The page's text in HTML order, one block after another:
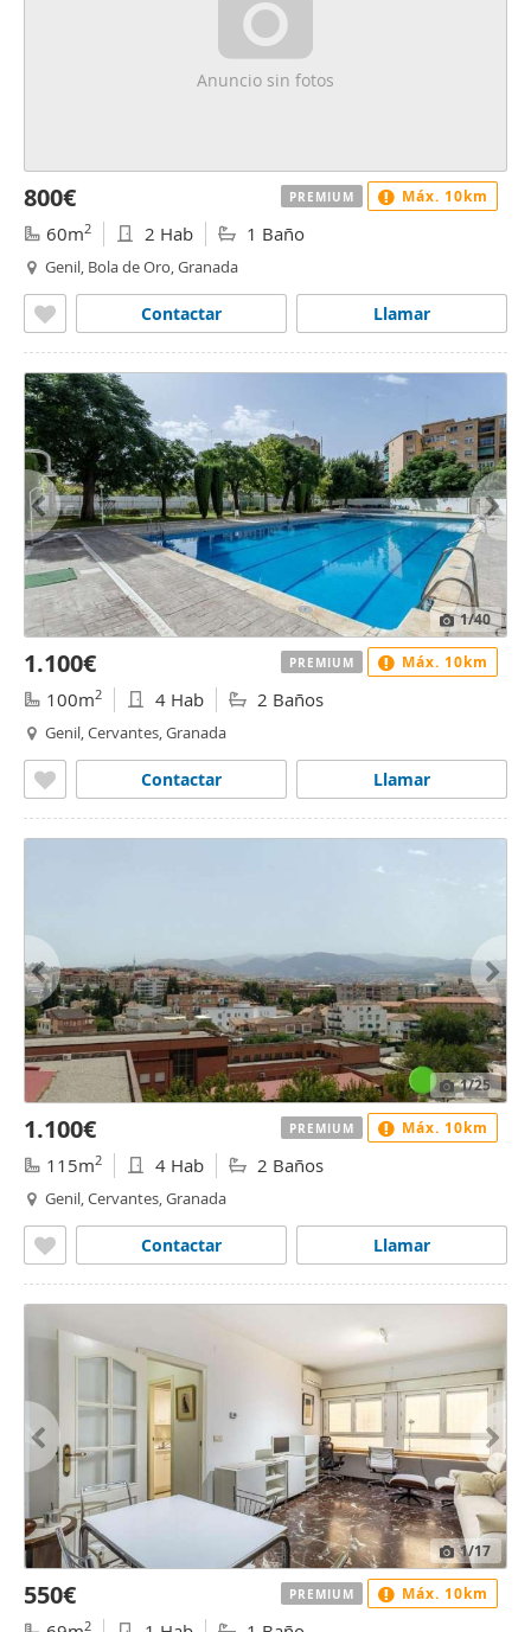
Anuncio sin fotos
800€
60m2 2 Hab 1 Baño
Genil, Bola de Oro, Granada
Llamar
Contactar
PREMIUM Máx. 10km
1/40
1.100€
100m2 4 Hab 2 Baños
Genil, Cervantes, Granada
Llamar
Contactar
PREMIUM Máx. 10km
1/25
1.100€
115m2 4 Hab 2 Baños
Genil, Cervantes, Granada
Llamar
Contactar
PREMIUM Máx. 10km
1/17
550€
2
PREMIUM Máx. 10km